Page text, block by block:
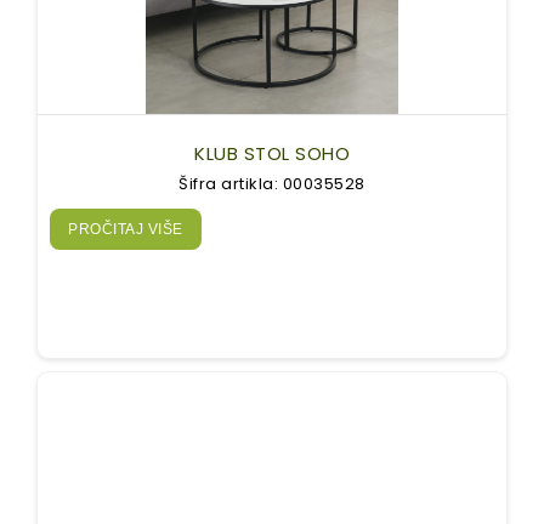
KLUB STOL SOHO
Šifra artikla: 00035528
PROČITAJ VIŠE